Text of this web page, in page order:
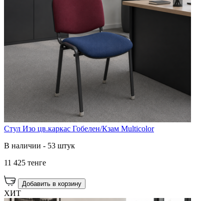
Стул Изо цв.каркас Гобелен/Кзам Multicolor
В наличии - 53 штук
11 425 тенге
Добавить в корзину
ХИТ